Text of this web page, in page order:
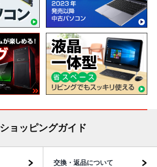
ショッピングガイド
交換・返品について